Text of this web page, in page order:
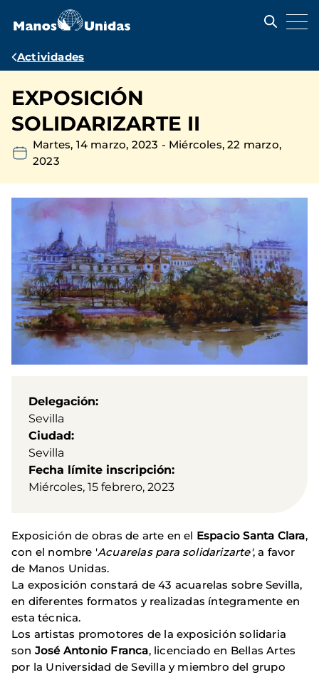
contenido
Ruta
navegación
Actividades
EXPOSICIÓN
SOLIDARIZARTE II
Martes, 14 marzo, 2023 - Miércoles, 22 marzo,
2023
Delegación
Sevilla
Ciudad
Sevilla
Fecha límite inscripción
Miércoles, 15 febrero, 2023
Exposición de obras de arte en el Espacio Santa Clara,
con el nombre 'Acuarelas para solidarizarte', a favor
de Manos Unidas.
La exposición constará de 43 acuarelas sobre Sevilla,
en diferentes formatos y realizadas íntegramente en
esta técnica.
Los artistas promotores de la exposición solidaria
son José Antonio Franca, licenciado en Bellas Artes
por la Universidad de Sevilla y miembro del grupo